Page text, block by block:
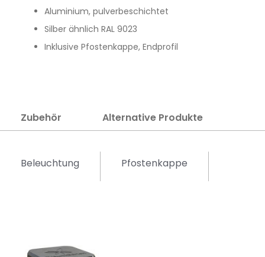
Aluminium, pulverbeschichtet
Silber ähnlich RAL 9023
Inklusive Pfostenkappe, Endprofil
Zubehör
Beleuchtung Pfostenkappe
Alternative Produkte